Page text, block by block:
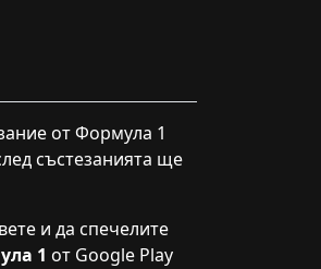
от Формула 1
състезанията ще
и да спечелите
1 от Google Play